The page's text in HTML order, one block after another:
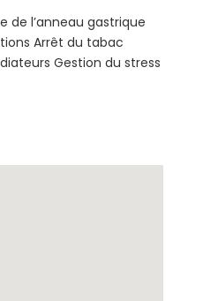
de l’anneau gastrique
Arrêt du tabac
Gestion du stress